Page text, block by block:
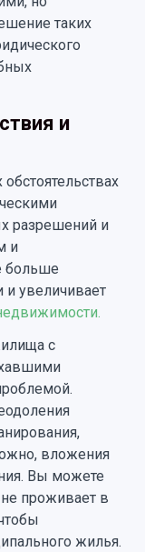
таких
и
разрешений и
и
больше
и увеличивает
с
вложения
Вы можете
не проживает в
жилья.